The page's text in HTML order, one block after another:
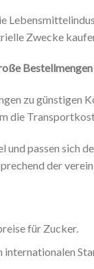
Zwecke
Bestellmengen
zu günstigen
die
passen sich
der
für Zucker.
internationalen